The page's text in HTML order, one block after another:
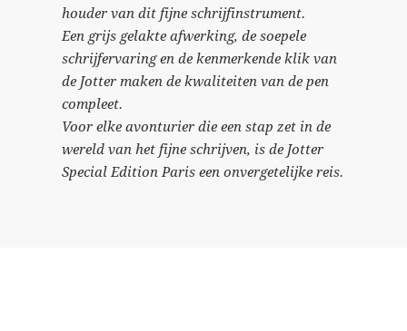
houder van dit fijne schrijfinstrument.
Een grijs gelakte afwerking, de soepele
schrijfervaring en de kenmerkende klik van
de Jotter maken de kwaliteiten van de pen
compleet.
Voor elke avonturier die een stap zet in de
wereld van het fijne schrijven, is de Jotter
Special Edition Paris een onvergetelijke reis.